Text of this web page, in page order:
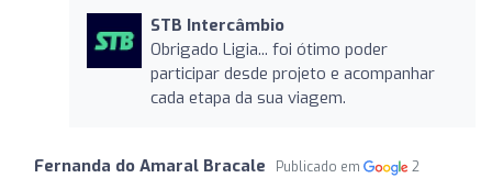
STB Intercâmbio
Obrigado Ligia... foi ótimo poder
participar desde projeto e acompanhar
cada etapa da sua viagem.
Fernanda do Amaral Bracale Publicado em
2